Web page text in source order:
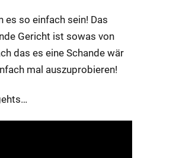
es so einfach sein! Das
Gericht ist sowas von
das es eine Schande wär
mal auszuprobieren!